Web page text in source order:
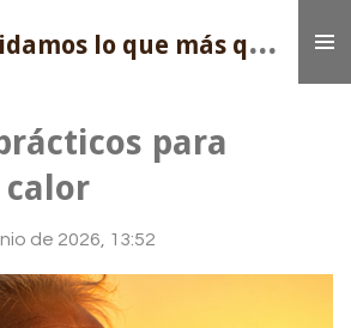
Cui
damos lo que más quieres
para
calor
de 2026, 13:52